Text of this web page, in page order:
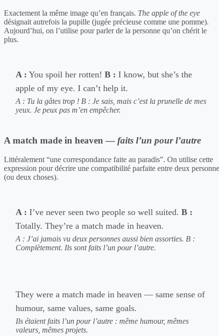
Exactement la même image qu’en français. The apple of the eye
désignait autrefois la pupille (jugée précieuse comme une pomme).
Aujourd’hui, on l’utilise pour parler de la personne qu’on chérit le
plus.
A : You spoil her rotten! B : I know, but she’s the
apple of my eye. I can’t help it.
A : Tu la gâtes trop ! B : Je sais, mais c’est la prunelle de mes
yeux. Je peux pas m’en empêcher.
A match made in heaven — faits l’un pour l’autre
Littéralement “une correspondance faite au paradis”. On utilise cette
expression pour décrire une compatibilité parfaite entre deux
(ou deux choses).
A : I’ve never seen two people so well suited. B :
Totally. They’re a match made in heaven.
A : J’ai jamais vu deux personnes aussi bien assorties. B :
Complètement. Ils sont faits l’un pour l’autre.
They were a match made in heaven — same sense of
humour, same values, same goals.
Ils étaient faits l’un pour l’autre : même humour, mêmes
valeurs, mêmes projets.